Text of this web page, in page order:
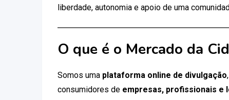
liberdade, autonomia e apoio de uma
O que é o Mercado da
Somos uma plataforma online de divulgação
consumidores de empresas, profissionais e